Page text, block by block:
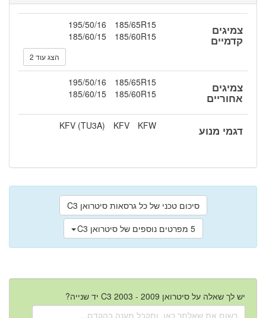
צמיגים
קדמיים
185/65R15
195/50/16
185/60R15
185/60/15
הצג עוד 2
צמיגים
אחוריים
185/65R15
195/50/16
185/60R15
185/60/15
דגמי מנוע KFW
KFV
KFV (TU3A)
סיכום טכני של כל גרסאות סיטרואן C3
5 מפרטים נוספים של סיטרואן C3
יש לך שאלה על סיטרואן C3 2003 - 2009 יד שנייה?